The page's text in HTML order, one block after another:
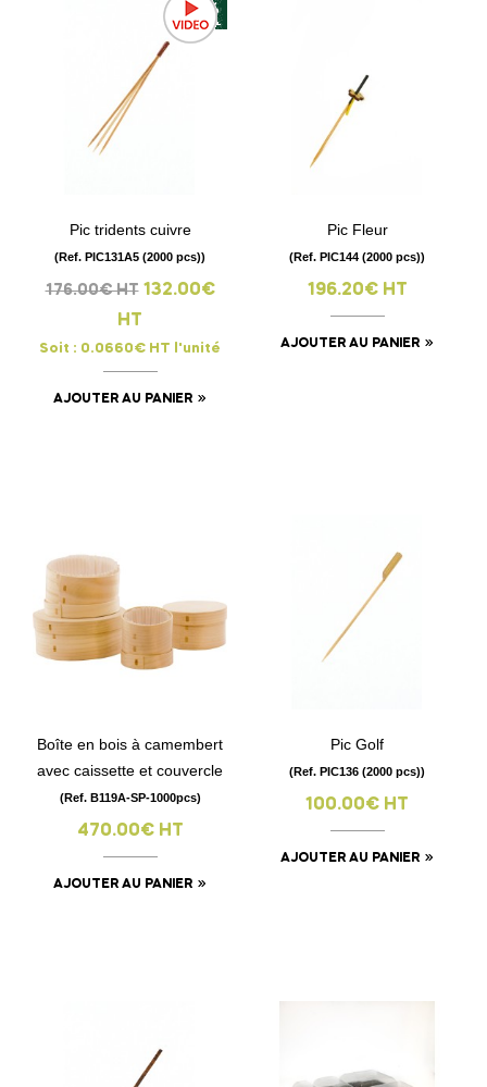
Pic tridents cuivre
(Ref. PIC131A5 (2000 pcs))
176.00€ HT 132.00€
HT
Soit : 0.0660€ HT l'unité
AJOUTER AU PANIER
-25%
Pic Fleur
(Ref. PIC144 (2000 pcs))
196.20€ HT
AJOUTER AU PANIER
Boîte en bois à camembert
avec caissette et couvercle
(Ref. B119A-SP-1000pcs)
470.00€ HT
AJOUTER AU PANIER
Pic Golf
(Ref. PIC136 (2000 pcs))
100.00€ HT
AJOUTER AU PANIER